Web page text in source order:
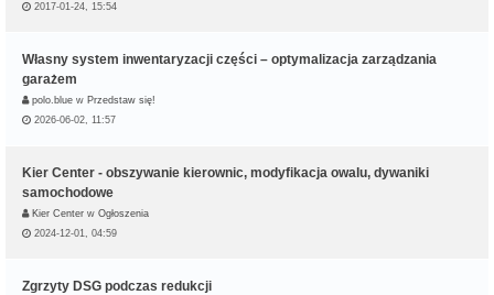
2017-01-24, 15:54
Własny system inwentaryzacji części – optymalizacja zarządzania
garażem
polo.blue w Przedstaw się!
2026-06-02, 11:57
Kier Center - obszywanie kierownic, modyfikacja owalu, dywaniki
samochodowe
Kier Center w Ogłoszenia
2024-12-01, 04:59
Zgrzyty DSG podczas redukcji